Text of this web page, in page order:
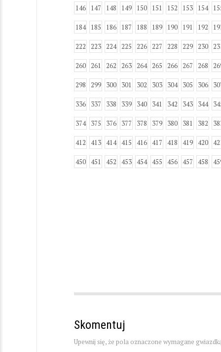
146 147 148 149 150 151 152 153 154
184 185 186 187 188 189 190 191 192
222 223 224 225 226 227 228 229 230
260 261 262 263 264 265 266 267 268
298 299 300 301 302 303 304 305 306
336 337 338 339 340 341 342 343 344
374 375 376 377 378 379 380 381 382
412 413 414 415 416 417 418 419 420
450 451 452 453 454 455 456 457 458
Skomentuj
Upewnij się, że pola oznaczone wymagane